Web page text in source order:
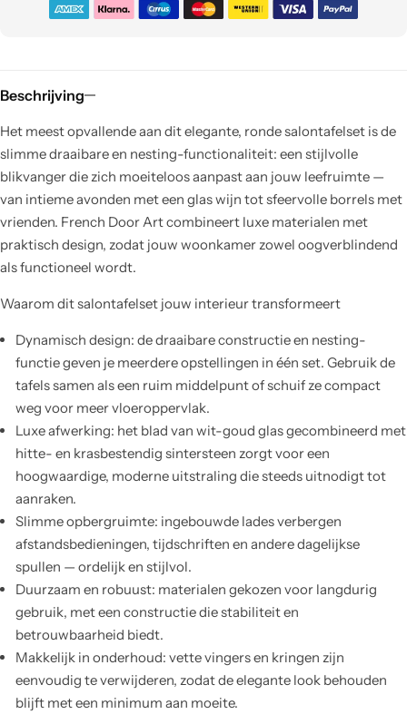
Beschrijving
Het meest opvallende aan dit elegante, ronde salontafelset is de
slimme draaibare en nesting-functionaliteit: een stijlvolle
blikvanger die zich moeiteloos aanpast aan jouw leefruimte —
van intieme avonden met een glas wijn tot sfeervolle borrels met
vrienden. French Door Art combineert luxe materialen met
praktisch design, zodat jouw woonkamer zowel oogverblindend
als functioneel wordt.
Waarom dit salontafelset jouw interieur transformeert
Dynamisch design: de draaibare constructie en nesting-
functie geven je meerdere opstellingen in één set. Gebruik de
tafels samen als een ruim middelpunt of schuif ze compact
weg voor meer vloeroppervlak.
Luxe afwerking: het blad van wit-goud glas gecombineerd met
hitte- en krasbestendig sintersteen zorgt voor een
hoogwaardige, moderne uitstraling die steeds uitnodigt tot
aanraken.
Slimme opbergruimte: ingebouwde lades verbergen
afstandsbedieningen, tijdschriften en andere dagelijkse
spullen — ordelijk en stijlvol.
Duurzaam en robuust: materialen gekozen voor langdurig
gebruik, met een constructie die stabiliteit en
betrouwbaarheid biedt.
Makkelijk in onderhoud: vette vingers en kringen zijn
eenvoudig te verwijderen, zodat de elegante look behouden
blijft met een minimum aan moeite.